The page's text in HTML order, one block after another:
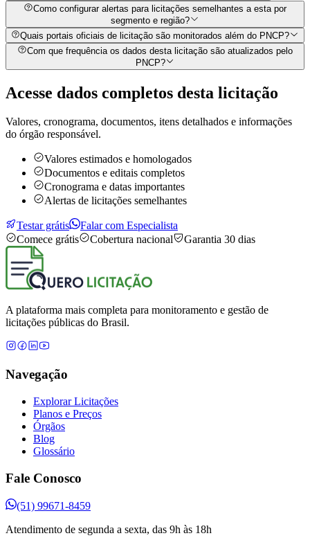
Como configurar alertas para licitações semelhantes a esta por
segmento e região?
Quais portais oficiais de licitação são monitorados além do PNCP?
Com que frequência os dados desta licitação são atualizados pelo
PNCP?
Acesse dados completos desta licitação
Valores, cronograma, documentos, itens detalhados e informações
do órgão responsável.
Valores estimados e homologados
Documentos e editais completos
Cronograma e datas importantes
Alertas de licitações semelhantes
Testar grátis
Falar com Especialista
Comece grátis
Cobertura nacional Garantia 30 dias
A plataforma mais completa para monitoramento e gestão de
licitações públicas do Brasil.
Navegação
Explorar Licitações
Planos e Preços
Órgãos
Blog
Glossário
Fale Conosco
(51) 99671-8459
Atendimento de segunda a sexta, das 9h às 18h